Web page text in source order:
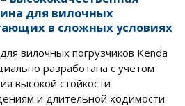
для вилочных
в сложных условиях
вилочных погрузчиков Kenda
разработана с учетом
высокой стойкости
и длительной ходимости.